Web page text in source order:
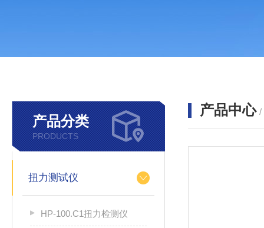
产品分类
PRODUCTS
扭力测试仪
HP-100.C1扭力检测仪
产品中心 /